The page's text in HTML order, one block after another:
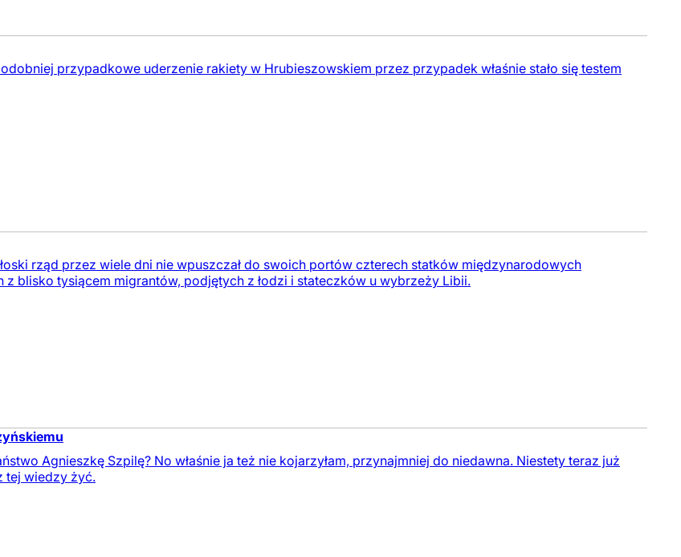
przypadkowe uderzenie rakiety w Hrubieszowskiem przez przypadek właśnie stało się testem
rząd przez wiele dni nie wpuszczał do swoich portów czterech statków międzynarodowych
blisko tysiącem migrantów, podjętych z łodzi i stateczków u wybrzeży Libii.
Agnieszkę Szpilę? No właśnie ja też nie kojarzyłam, przynajmniej do niedawna. Niestety teraz już
tej wiedzy żyć.